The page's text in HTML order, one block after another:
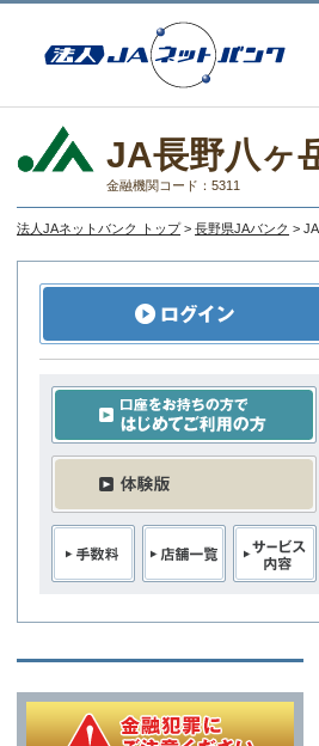
JA長野八ヶ
金融機関コード：5311
法人JAネットバンク トップ > 長野県JAバンク >